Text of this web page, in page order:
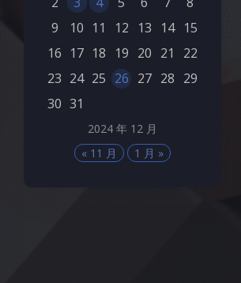
2024 年 12 月
9
10 11 12 13 14
15
16 17 18 19 20 21
22
23 24 25 26 27 28 29
30 31
« 11 月 1 月 »